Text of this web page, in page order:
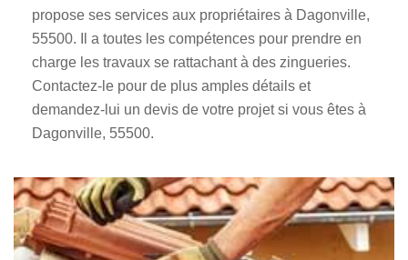
propose ses services aux propriétaires à Dagonville,
55500. Il a toutes les compétences pour prendre en
charge les travaux se rattachant à des zingueries.
Contactez-le pour de plus amples détails et
demandez-lui un devis de votre projet si vous êtes à
Dagonville, 55500.